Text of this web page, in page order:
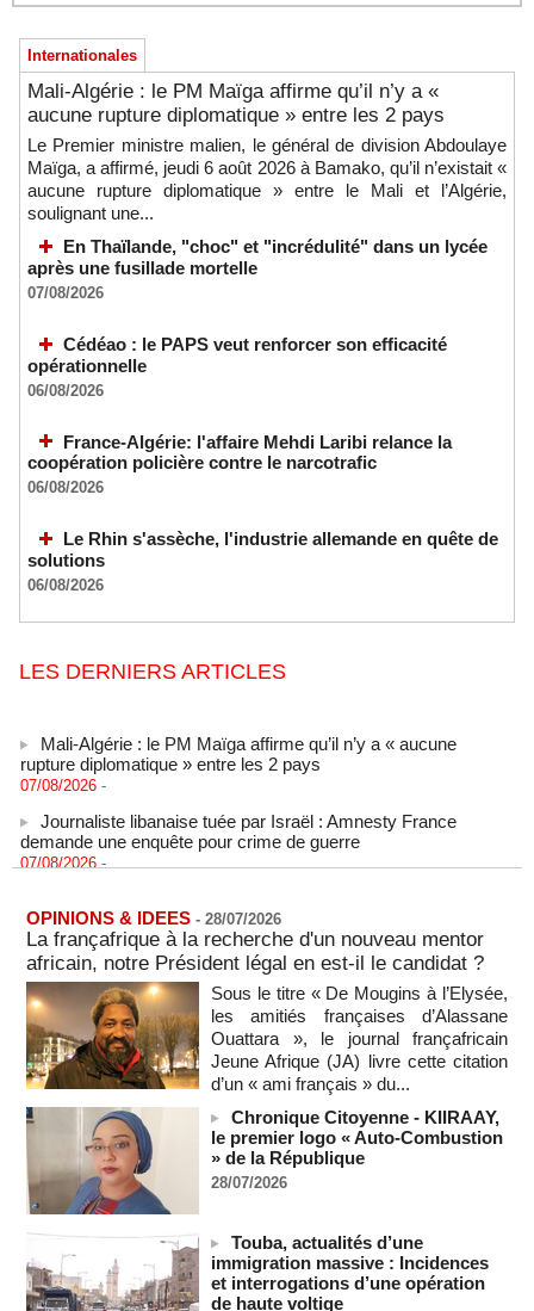
Internationales
Mali-Algérie : le PM Maïga affirme qu’il n’y a «
aucune rupture diplomatique » entre les 2 pays
Le Premier ministre malien, le général de division Abdoulaye
Maïga, a affirmé, jeudi 6 août 2026 à Bamako, qu’il n’existait «
aucune rupture diplomatique » entre le Mali et l’Algérie,
soulignant une...
En Thaïlande, "choc" et "incrédulité" dans un lycée
après une fusillade mortelle
07/08/2026
Cédéao : le PAPS veut renforcer son efficacité
opérationnelle
06/08/2026
France-Algérie: l'affaire Mehdi Laribi relance la
coopération policière contre le narcotrafic
06/08/2026
Le Rhin s'assèche, l'industrie allemande en quête de
solutions
06/08/2026
LES DERNIERS ARTICLES
rupture diplomatique » entre les 2 pays
07/08/2026 -
demande une enquête pour crime de guerre
07/08/2026 -
07/08/2026 -
Plagiat à Cambridge - L’université va réexaminer le
recrutement de ses enseignants
07/08/2026 -
La Türkiye, l’Arabie saoudite et le Pakistan signent un accord
conjoint de défense à La Mecque
07/08/2026 -
La Bourse de Paris termine en hausse et poursuit sa course
aux records
07/08/2026 -
En Thaïlande, "choc" et "incrédulité" dans un lycée après une
fusillade mortelle
07/08/2026
Hydrocarbures : les entreprises d’État font des recettes de
37,5 milliards de francs CFA au premier semestre de 2025
OPINIONS & IDEES - 28/07/2026
La françafrique à la recherche d'un nouveau mentor
africain, notre Président légal en est-il le candidat ?
Sous le titre « De Mougins à l’Elysée,
les amitiés françaises d’Alassane
Ouattara », le journal françafricain
Jeune Afrique (JA) livre cette citation
d’un « ami français » du...
Chronique Citoyenne - KIIRAAY,
le premier logo « Auto-Combustion
» de la République
28/07/2026
Touba, actualités d’une
immigration massive : Incidences
et interrogations d’une opération
de haute voltige